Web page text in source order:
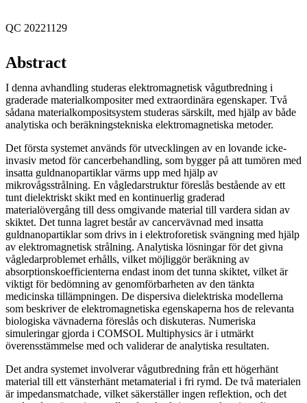
QC 20221129
Abstract
I denna avhandling studeras elektromagnetisk vågutbredning i
graderade materialkompositer med extraordinära egenskaper. Två
sådana materialkompositsystem studeras särskilt, med hjälp av både
analytiska och beräkningstekniska elektromagnetiska metoder.
Det första systemet används för utvecklingen av en lovande icke-
invasiv metod för cancerbehandling, som bygger på att tumören med
insatta guldnanopartiklar värms upp med hjälp av
mikrovågsstrålning. En vågledarstruktur föreslås bestående av ett
tunt dielektriskt skikt med en kontinuerlig graderad
materialövergång till dess omgivande material till vardera sidan av
skiktet. Det tunna lagret består av cancervävnad med insatta
guldnanopartiklar som drivs in i elektroforetisk svängning med hjälp
av elektromagnetisk strålning. Analytiska lösningar för det givna
vågledarproblemet erhålls, vilket möjliggör beräkning av
absorptionskoefficienterna endast inom det tunna skiktet, vilket är
viktigt för bedömning av genomförbarheten av den tänkta
medicinska tillämpningen. De dispersiva dielektriska modellerna
som beskriver de elektromagnetiska egenskaperna hos de relevanta
biologiska vävnaderna föreslås och diskuteras. Numeriska
simuleringar gjorda i COMSOL Multiphysics är i utmärkt
överensstämmelse med och validerar de analytiska resultaten.
Det andra systemet involverar vågutbredning från ett högerhänt
material till ett vänsterhänt metamaterial i fri rymd. De två materialen
är impedansmatchade, vilket säkerställer ingen reflektion, och det